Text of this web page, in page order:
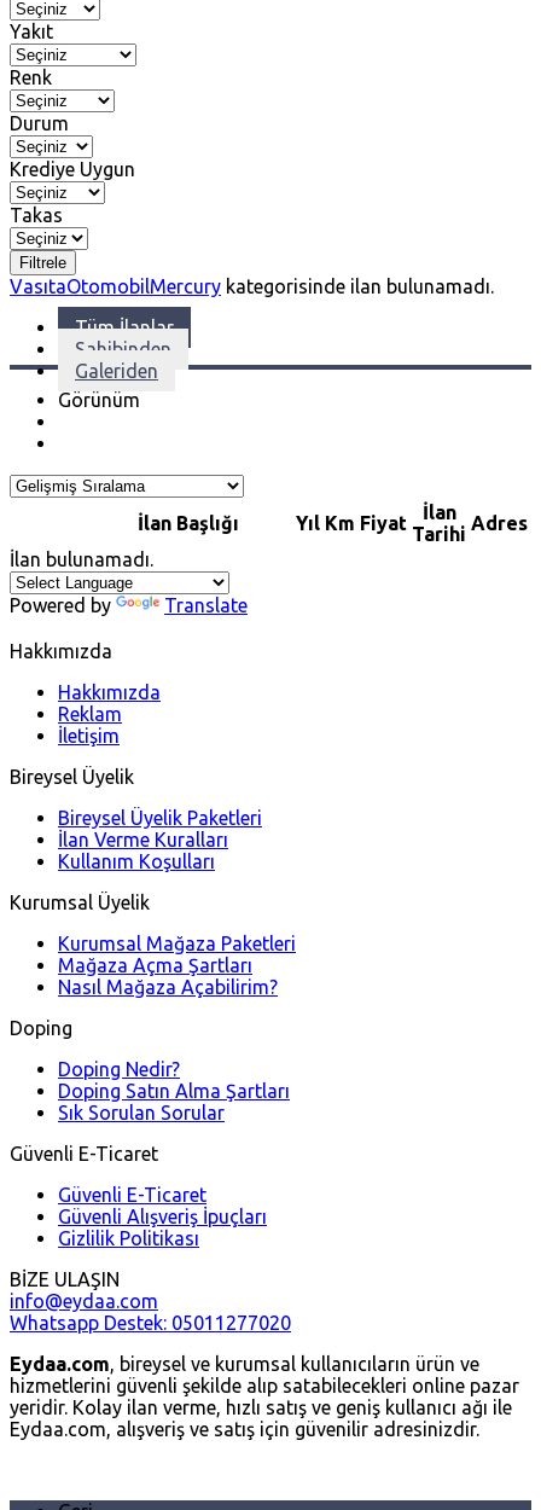
Yakıt
Renk
Durum
Krediye Uygun
Takas
Filtrele
VasıtaOtomobilMercury kategorisinde ilan bulunamadı.
Tüm İlanlar
Sahibinden
Galeriden
Görünüm
İlan Başlığı Yıl Km Fiyat
İlan
Tarihi Adres
İlan bulunamadı.
Powered by Translate
Hakkımızda
Hakkımızda
Reklam
İletişim
Bireysel Üyelik
Bireysel Üyelik Paketleri
İlan Verme Kuralları
Kullanım Koşulları
Kurumsal Üyelik
Kurumsal Mağaza Paketleri
Mağaza Açma Şartları
Nasıl Mağaza Açabilirim?
Doping
Doping Nedir?
Doping Satın Alma Şartları
Sık Sorulan Sorular
Güvenli E-Ticaret
Güvenli E-Ticaret
Güvenli Alışveriş İpuçları
Gizlilik Politikası
BİZE ULAŞIN
info@eydaa.com
Whatsapp Destek: 05011277020
Eydaa.com, bireysel ve kurumsal kullanıcıların ürün ve
hizmetlerini güvenli şekilde alıp satabilecekleri online pazar
yeridir. Kolay ilan verme, hızlı satış ve geniş kullanıcı ağı ile
Eydaa.com, alışveriş ve satış için güvenilir adresinizdir.